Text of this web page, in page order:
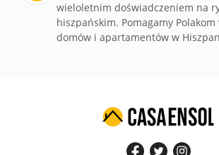
wieloletnim doświadczeniem na
hiszpańskim. Pomagamy
domów i apartamentów w